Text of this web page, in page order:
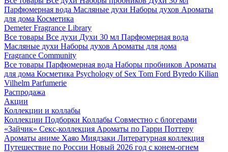
Парфюмерная вода Масляные духи Наборы духов Ароматы
для дома Косметика
Demeter Fragrance Library
Все товары Все духи Духи 30 мл Парфюмерная вода
Масляные духи Наборы духов Ароматы для дома
Fragrance Community
Все товары Парфюмерная вода Наборы пробников Ароматы
для дома Косметика Psychology of Sex Tom Ford Byredo Kilian
Vilhelm Parfumerie
Распродажа
Акции
Коллекции и коллабы
Коллекции Подборки Коллабы Совместно с блогерами
«Зайчик» Секс-коллекция Ароматы по Гарри Поттеру
Ароматы аниме Хаяо Миядзаки Литературная коллекция
Путешествие по России Новый 2026 год с конем-огнем